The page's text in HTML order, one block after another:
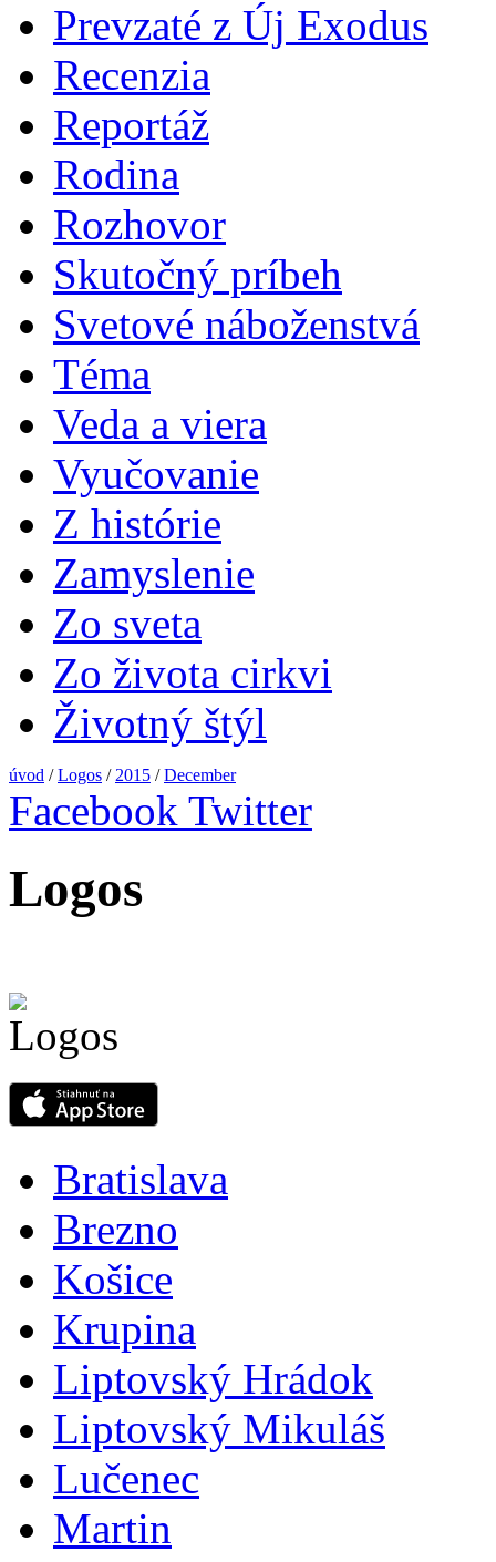
Prevzaté z Új Exodus
Recenzia
Reportáž
Rodina
Rozhovor
Skutočný príbeh
Svetové náboženstvá
Téma
Veda a viera
Vyučovanie
Z histórie
Zamyslenie
Zo sveta
Zo života cirkvi
Životný štýl
úvod /Logos / 2015 /December
Facebook Twitter
Logos
Bratislava
Brezno
Košice
Krupina
Liptovský Hrádok
Liptovský Mikuláš
Lučenec
Martin